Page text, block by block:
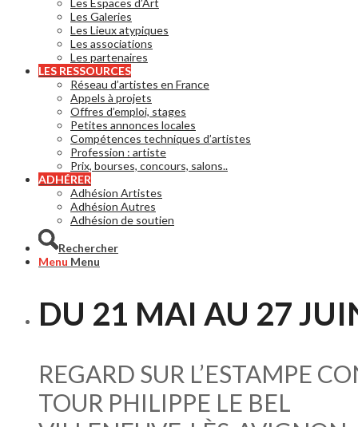
Les Espaces d’Art
Les Galeries
Les Lieux atypiques
Les associations
Les partenaires
LES RESSOURCES
Réseau d’artistes en France
Appels à projets
Offres d’emploi, stages
Petites annonces locales
Compétences techniques d’artistes
Profession : artiste
Prix, bourses, concours, salons..
ADHÉRER
Adhésion Artistes
Adhésion Autres
Adhésion de soutien
Rechercher
Menu Menu
DU 21 MAI AU 27
REGARD SUR L’ESTAMPE
TOUR PHILIPPE LE BEL